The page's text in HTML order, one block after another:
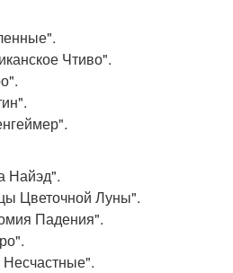
Чтиво".
Найэд".
Цветочной Луны".
Падения".